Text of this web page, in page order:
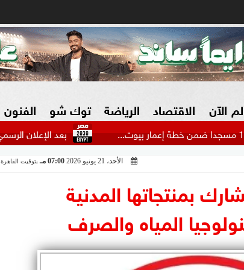
الآن الاقتصاد
الزراعة فى مصر
سوق العقارات
المسؤولية المجتمعية
الرياضة
بطولات عربية
بطولات أوروبية
بطولات عالمية
توك شو الفنون
بعد الإعلان الرسمي..
الأحد، 21 يونيو 2026 07:00 مـ بتوقيت القاهرة
بمنتجاتها المدنية
المياه والصرف